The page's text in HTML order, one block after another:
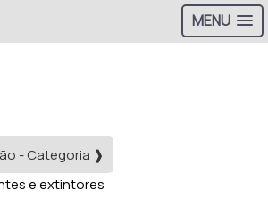
MENU
- Categoria ❱
e extintores